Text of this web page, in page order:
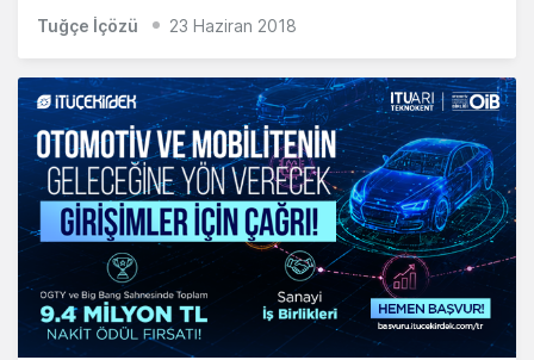
Tuğçe İçözü 23 Haziran 2018